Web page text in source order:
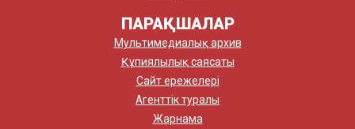
ПАРАҚШАЛАР
Мультимедиалық архив
Құпиялылық саясаты
Сайт ережелері
Агенттік туралы
Жарнама